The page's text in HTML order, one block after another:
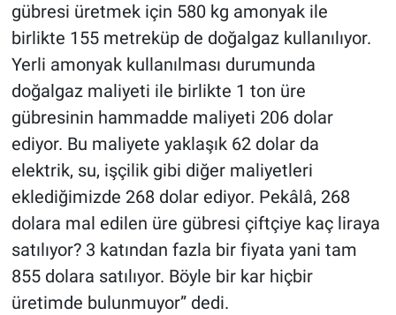
gübresi üretmek için 580 kg amonyak ile
birlikte 155 metreküp de doğalgaz kullanılıyor.
Yerli amonyak kullanılması durumunda
doğalgaz maliyeti ile birlikte 1 ton üre
gübresinin hammadde maliyeti 206 dolar
ediyor. Bu maliyete yaklaşık 62 dolar da
elektrik, su, işçilik gibi diğer maliyetleri
eklediğimizde 268 dolar ediyor. Pekâlâ, 268
dolara mal edilen üre gübresi çiftçiye kaç liraya
satılıyor? 3 katından fazla bir fiyata yani tam
855 dolara satılıyor. Böyle bir kar hiçbir
üretimde bulunmuyor” dedi.